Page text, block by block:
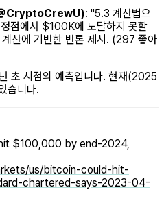
: "5.3 계산법으
점에서 $100K에 도달하지 못할
산에 기반한 반론 제시. (297 좋아
초 시점의 예측입니다. 현재(2025
습니다.
$100,000 by end-2024,
us/bitcoin-could-hit-
chartered-says-2023-04-